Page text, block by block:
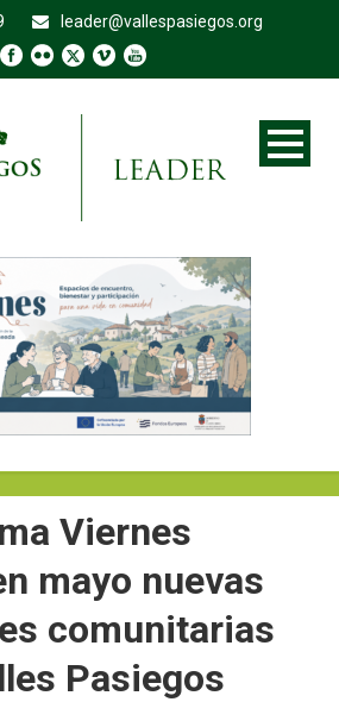
leader@vallespasiegos.org
Viernes
mayo nuevas
comunitarias
Pasiegos